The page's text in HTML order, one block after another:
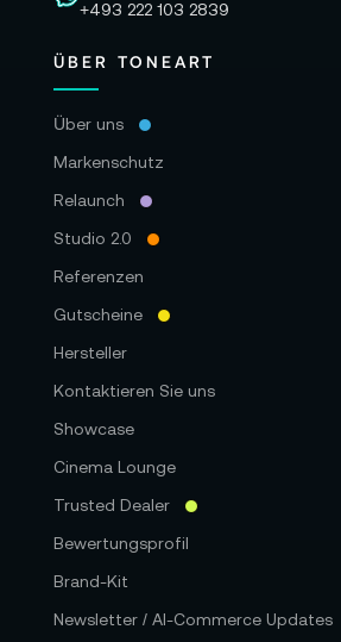
+493 222 103 2839
ÜBER TONEART
Über uns
Markenschutz
Relaunch
Studio 2.0
Referenzen
Gutscheine
Hersteller
Kontaktieren Sie uns
Showcase
Cinema Lounge
Trusted Dealer
Bewertungsprofil
Brand-Kit
Newsletter / AI-Commerce Updates